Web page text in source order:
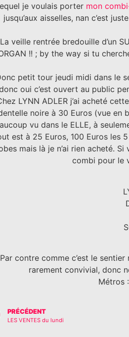
je voulais porter mon
jusqu’aux aisselles, nan c’est
La veille rentrée bredouille d’un
!! ; by the way si tu
petit tour jeudi midi dans le
oui c’est ouvert au public
LYNN ADLER j’ai acheté
noire à 30 Euros (vue en
vu dans le ELLE, à
est à 25 Euros, 100 Euros les
mais là je n’ai rien acheté.
combi pour le
Par contre comme c’est le
rarement convivial, donc
Métros
PRÉCÉDENT
LES VENTES du lundi